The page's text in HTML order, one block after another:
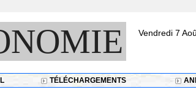
Vendredi 7
TÉLÉCHARGEMENTS